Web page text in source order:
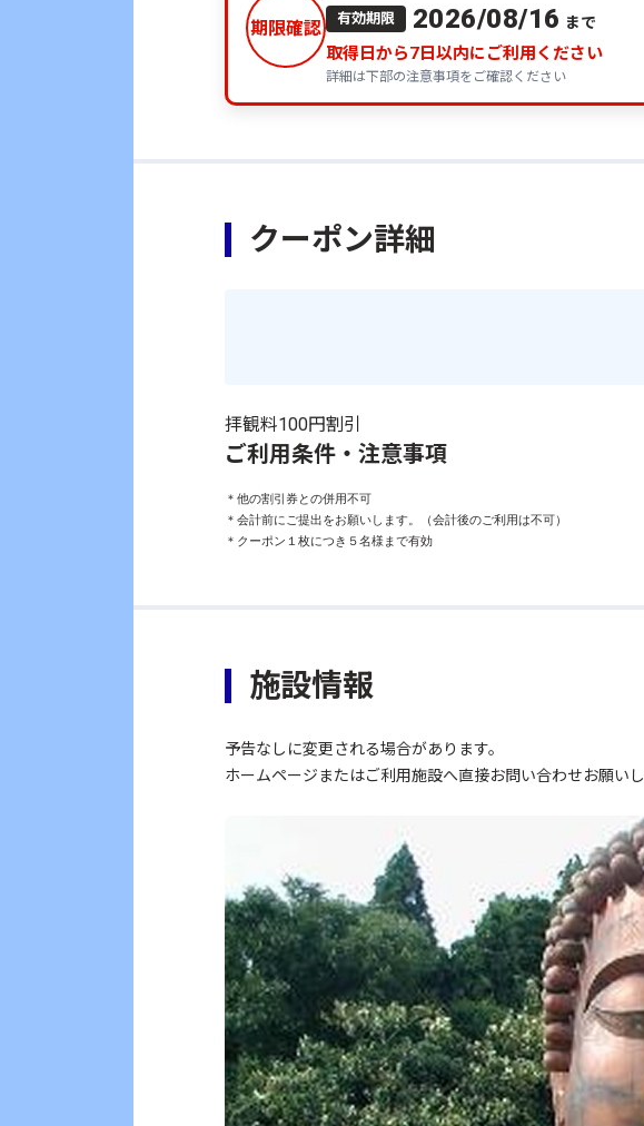
期限確認 有効期限 2026/08/16 まで
取得日から7日以内にご利用ください
詳細は下部の注意事項をご確認ください
クーポン詳細
拝観料100円割引
ご利用条件・注意事項
＊他の割引券との併用不可
＊会計前にご提出をお願いします。（会計後のご利用は不可）
＊クーポン１枚につき５名様まで有効
施設情報
予告なしに変更される場合があります。
ホームページまたはご利用施設へ直接お問い合わせお願いし